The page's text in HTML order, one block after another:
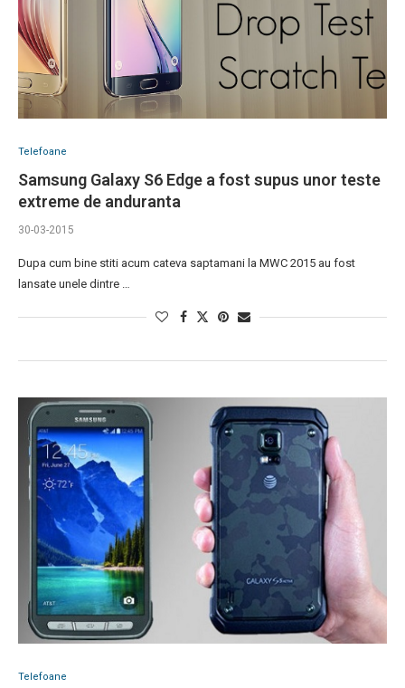
Telefoane
Samsung Galaxy S6 Edge a fost supus unor teste
extreme de anduranta
30-03-2015
Dupa cum bine stiti acum cateva saptamani la MWC 2015 au fost
lansate unele dintre …
Telefoane